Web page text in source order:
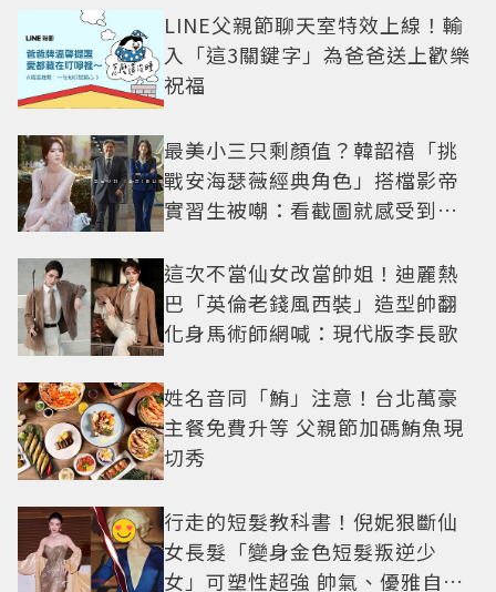
LINE父親節聊天室特效上線！輸
入「這3關鍵字」為爸爸送上歡樂
祝福
最美小三只剩顏值？韓韶禧「挑
戰安海瑟薇經典角色」搭檔影帝
實習生被嘲：看截圖就感受到演
這次不當仙女改當帥姐！迪麗熱
巴「英倫老錢風西裝」造型帥翻
化身馬術師網喊：現代版李長歌
姓名音同「鮪」注意！台北萬豪
主餐免費升等 父親節加碼鮪魚現
切秀
行走的短髮教科書！倪妮狠斷仙
女長髮「變身金色短髮叛逆少
女」可塑性超強 帥氣、優雅自由